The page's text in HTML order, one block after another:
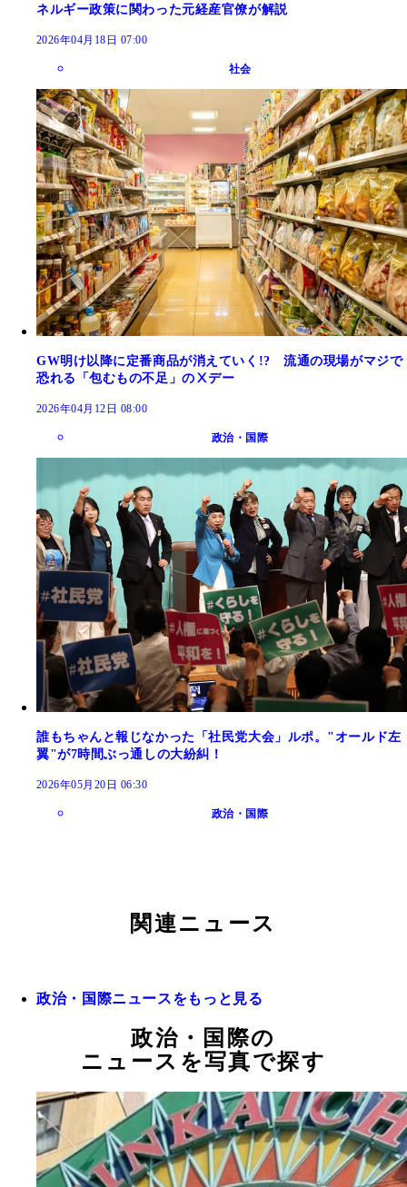
ネルギー政策に関わった元経産官僚が解説
2026年04月18日 07:00
社会
GW明け以降に定番商品が消えていく!? 流通の現場がマジで
恐れる「包むもの不足」のⅩデー
2026年04月12日 08:00
政治・国際
誰もちゃんと報じなかった「社民党大会」ルポ。"オールド左
翼"が7時間ぶっ通しの大紛糾！
2026年05月20日 06:30
政治・国際
関連ニュース
政治・国際ニュースをもっと見る
政治・国際の
ニュースを写真で探す